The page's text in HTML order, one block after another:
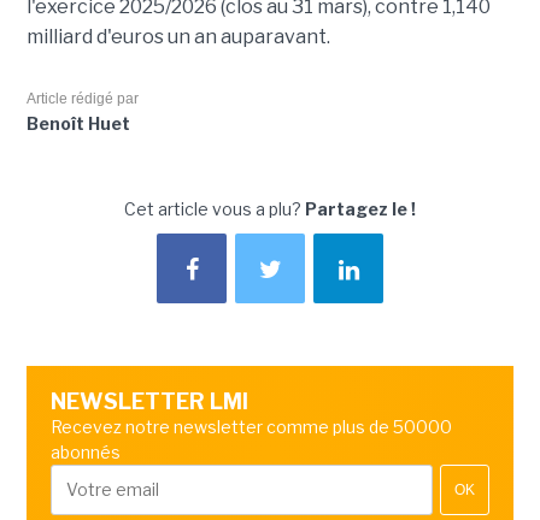
l'exercice 2025/2026 (clos au 31 mars), contre 1,140
milliard d'euros un an auparavant.
Article rédigé par
Benoît Huet
Cet article vous a plu? Partagez le !
NEWSLETTER LMI
Recevez notre newsletter comme plus de 50000
abonnés
OK